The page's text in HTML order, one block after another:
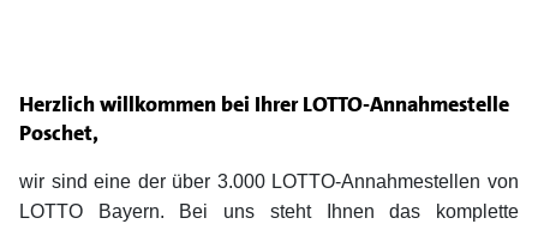
Herzlich willkommen bei Ihrer LOTTO-Annahmestelle
Poschet,
wir sind eine der über 3.000 LOTTO-Annahmestellen von
LOTTO Bayern. Bei uns steht Ihnen das komplette